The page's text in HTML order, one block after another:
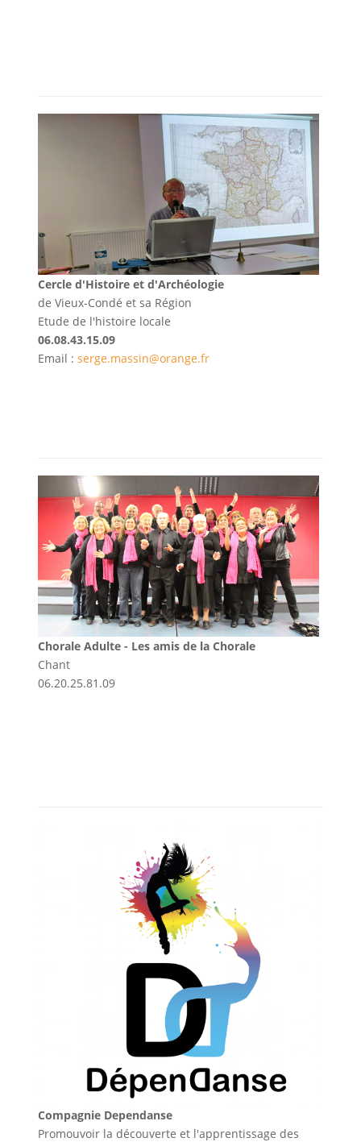
Cercle d'Histoire et d'Archéologie
de Vieux-Condé et sa Région
Etude de l'histoire locale
06.08.43.15.09
Email : serge.massin@orange.fr
Chorale Adulte - Les amis de la Chorale
Chant
06.20.25.81.09
Compagnie Dependanse
Promouvoir la découverte et l'apprentissage des